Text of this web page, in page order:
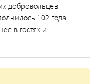
добровольцев
102 года.
в гостях и